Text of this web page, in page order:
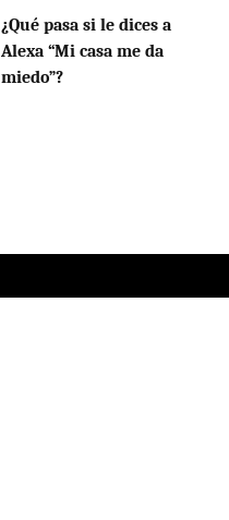
¿Qué pasa si le dices a
Alexa “Mi casa me da
miedo”?